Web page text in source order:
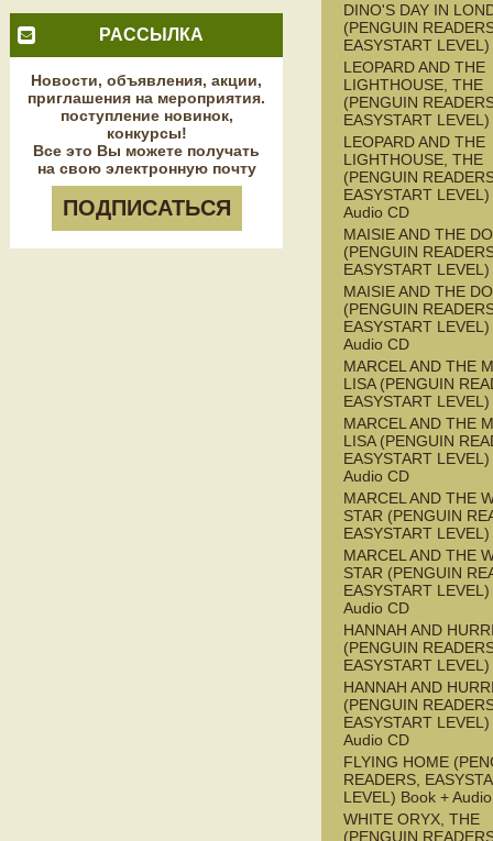
РАССЫЛКА
Новости, объявления, акции,
приглашения на мероприятия.
поступление новинок,
конкурсы!
Все это Вы можете получать
на свою электронную почту
ПОДПИСАТЬСЯ
DINO'S DAY IN
(PENGUIN
EASYSTART
LEOPARD AND THE
LIGHTHOUSE, THE
(PENGUIN
EASYSTART
LEOPARD AND THE
LIGHTHOUSE, THE
(PENGUIN
EASYSTART
Audio CD
MAISIE AND THE
(PENGUIN
EASYSTART
MAISIE AND THE
(PENGUIN
EASYSTART
Audio CD
MARCEL AND THE
LISA (PENGUIN
EASYSTART
MARCEL AND THE
LISA (PENGUIN
EASYSTART
Audio CD
MARCEL AND THE
STAR (PENGUIN
EASYSTART
MARCEL AND THE
STAR (PENGUIN
EASYSTART
Audio CD
HANNAH AND
(PENGUIN
EASYSTART
HANNAH AND
(PENGUIN
EASYSTART
Audio CD
FLYING HOME
READERS,
LEVEL) Book +
WHITE ORYX, THE
(PENGUIN